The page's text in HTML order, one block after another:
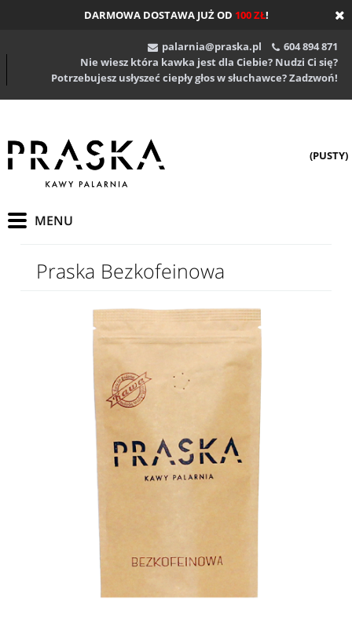
DARMOWA DOSTAWA JUŻ OD 100 ZŁ!
palarnia@praska.pl
604 894 871
Nie wiesz która kawka jest dla Ciebie? Nudzi Ci się?
Potrzebujesz usłyszeć ciepły głos w słuchawce? Zadzwoń!
(PUSTY)
Praska Bezkofeinowa